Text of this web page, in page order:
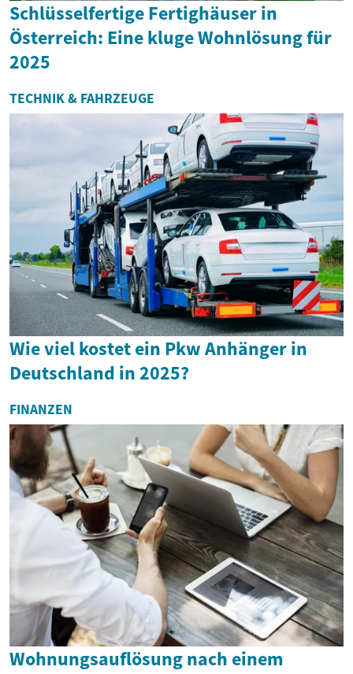
Schlüsselfertige Fertighäuser in
Österreich: Eine kluge Wohnlösung für
2025
TECHNIK & FAHRZEUGE
Wie viel kostet ein Pkw Anhänger in
Deutschland in 2025?
FINANZEN
Wohnungsauflösung nach einem